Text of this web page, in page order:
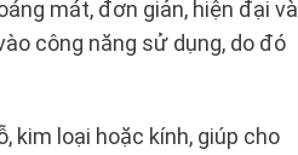
mát, đơn giản, hiện đại và
công năng sử dụng, do đó
loại hoặc kính, giúp cho